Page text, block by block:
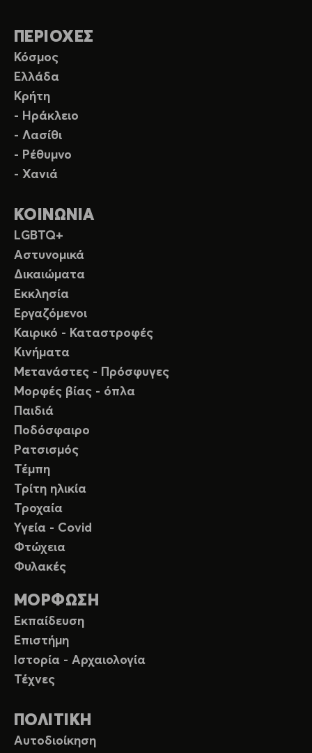
ΠΕΡΙΟΧΕΣ
Κόσμος
Ελλάδα
Κρήτη
- Ηράκλειο
- Λασίθι
- Ρέθυμνο
- Χανιά
ΚΟΙΝΩΝΙΑ
LGBTQ+
Αστυνομικά
Δικαιώματα
Εκκλησία
Εργαζόμενοι
Καιρικό - Καταστροφές
Κινήματα
Μετανάστες - Πρόσφυγες
Μορφές βίας - όπλα
Παιδιά
Ποδόσφαιρο
Ρατσισμός
Τέμπη
Τρίτη ηλικία
Τροχαία
Υγεία - Covid
Φτώχεια
Φυλακές
ΜΟΡΦΩΣΗ
Εκπαίδευση
Επιστήμη
Ιστορία - Αρχαιολογία
Τέχνες
ΠΟΛΙΤΙΚΗ
Αυτοδιοίκηση